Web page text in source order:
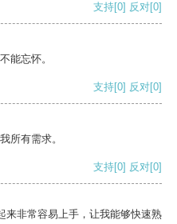
支持[0] 反对[0]
能忘怀。
支持[0] 反对[0]
所有需求。
支持[0] 反对[0]
来非常容易上手，让我能够快速熟